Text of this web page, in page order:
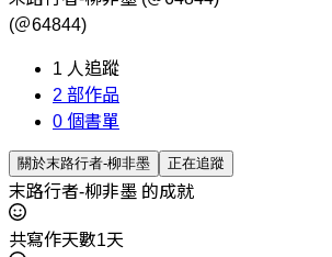
(＠64844)
1 人追蹤
2 部作品
0 個書單
關於末路行者-柳非墨 正在追蹤
末路行者-柳非墨 的成就
共寫作天數1天